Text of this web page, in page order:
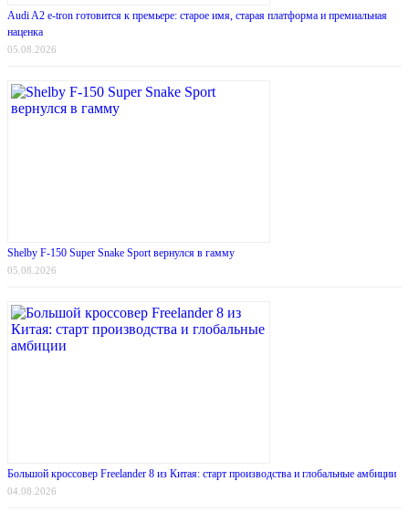
Audi A2 e-tron готовится к премьере: старое имя, старая платформа и премиальная
наценка
05.08.2026
Shelby F-150 Super Snake Sport вернулся в гамму
05.08.2026
Большой кроссовер Freelander 8 из Китая: старт производства и глобальные амбиции
04.08.2026